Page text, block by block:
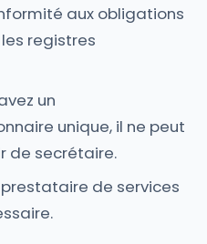
aux obligations
registres
un
unique, il ne peut
de secrétaire.
prestataire de services